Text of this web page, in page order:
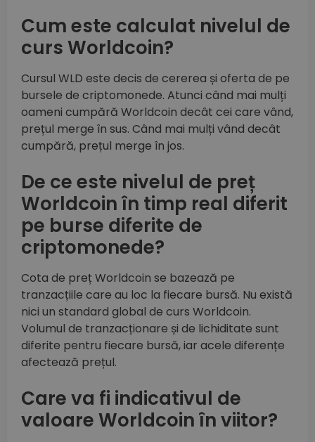
Cum este calculat nivelul de
curs Worldcoin?
Cursul WLD este decis de cererea și oferta de pe
bursele de criptomonede. Atunci când mai mulți
oameni cumpără Worldcoin decât cei care vând,
prețul merge în sus. Când mai mulți vând decât
cumpără, prețul merge în jos.
De ce este nivelul de preț
Worldcoin în timp real diferit
pe burse diferite de
criptomonede?
Cota de preț Worldcoin se bazează pe
tranzacțiile care au loc la fiecare bursă. Nu există
nici un standard global de curs Worldcoin.
Volumul de tranzacționare și de lichiditate sunt
diferite pentru fiecare bursă, iar acele diferențe
afectează prețul.
Care va fi indicativul de
valoare Worldcoin în viitor?